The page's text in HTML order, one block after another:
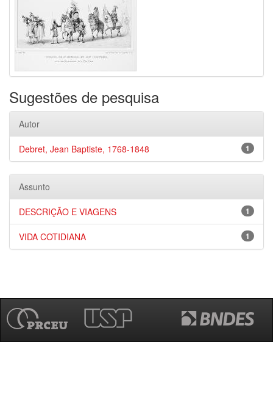
Sugestões de pesquisa
Autor
1
Debret, Jean Baptiste, 1768-1848
Assunto
1
DESCRIÇÃO E VIAGENS
1
VIDA COTIDIANA